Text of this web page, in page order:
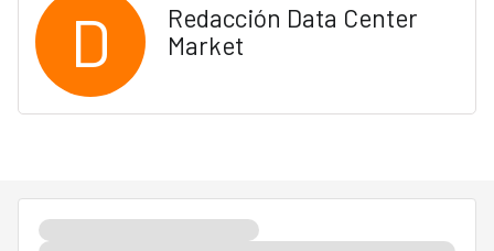
D
Redacción Data Center
Market